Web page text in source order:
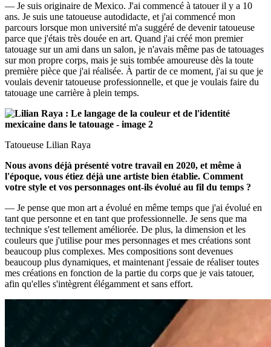
— Je suis originaire de Mexico. J'ai commencé à tatouer il y a 10
ans. Je suis une tatoueuse autodidacte, et j'ai commencé mon
parcours lorsque mon université m'a suggéré de devenir tatoueuse
parce que j'étais très douée en art. Quand j'ai créé mon premier
tatouage sur un ami dans un salon, je n'avais même pas de tatouages
sur mon propre corps, mais je suis tombée amoureuse dès la toute
première pièce que j'ai réalisée. À partir de ce moment, j'ai su que je
voulais devenir tatoueuse professionnelle, et que je voulais faire du
tatouage une carrière à plein temps.
Tatoueuse Lilian Raya
Nous avons déjà présenté votre travail en 2020, et même à
l'époque, vous étiez déjà une artiste bien établie. Comment
votre style et vos personnages ont-ils évolué au fil du temps ?
— Je pense que mon art a évolué en même temps que j'ai évolué en
tant que personne et en tant que professionnelle. Je sens que ma
technique s'est tellement améliorée. De plus, la dimension et les
couleurs que j'utilise pour mes personnages et mes créations sont
beaucoup plus complexes. Mes compositions sont devenues
beaucoup plus dynamiques, et maintenant j'essaie de réaliser toutes
mes créations en fonction de la partie du corps que je vais tatouer,
afin qu'elles s'intègrent élégamment et sans effort.